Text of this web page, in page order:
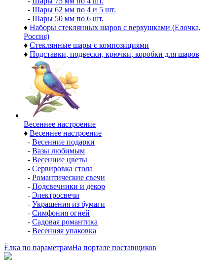
- Шары 62 мм по 4 и 5 шт.
- Шары 50 мм по 6 шт.
♦ Наборы стеклянных шаров с верхушками (Елочка,
Россия)
♦ Стеклянные шары с композициями
♦ Подставки, подвески, крючки, коробки для шаров
Весеннее настроение
♦ Весеннее настроение
- Весенние подарки
- Вазы любимым
- Весенние цветы
- Сервировка стола
- Романтические свечи
- Подсвечники и декор
- Электросвечи
- Украшения из бумаги
- Симфония огней
- Садовая романтика
- Весенняя упаковка
Ёлка по параметрамНа портале поставщиков